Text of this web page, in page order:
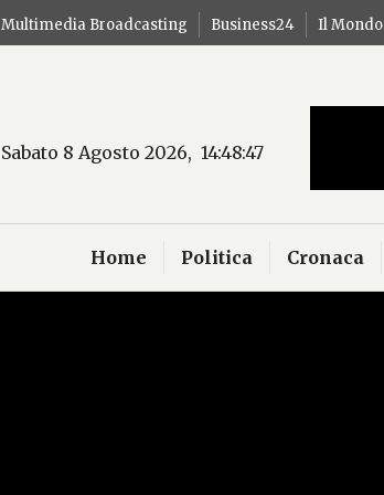
Multimedia Broadcasting Business24 Il Mondo
Sabato 8 Agosto 2026, 14:48:48
Home Politica Cronaca